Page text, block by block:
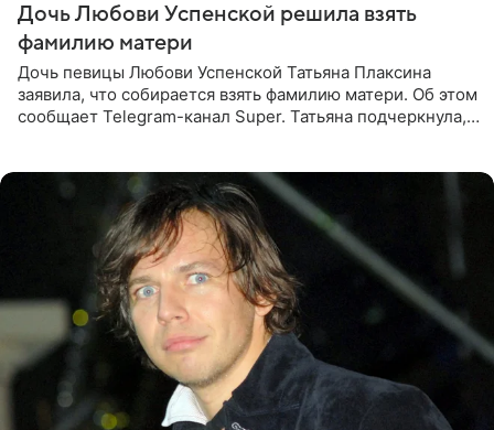
Дочь Любови Успенской решила взять
фамилию матери
Дочь певицы Любови Успенской Татьяна Плаксина
заявила, что собирается взять фамилию матери. Об этом
сообщает Telegram-канал Super. Татьяна подчеркнула,